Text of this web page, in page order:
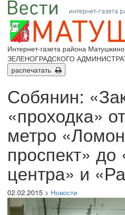
Интернет-газета района Матушкино
ЗЕЛЕНОГРАДСКОГО
распечатать
Собянин:
«проходка»
метро
проспект» до
центра» и
02.02.2015 > Новости